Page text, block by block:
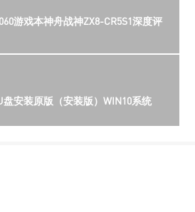
游戏本神舟战神ZX8-CR5S1深度评
盘安装原版（安装版）WIN10系统